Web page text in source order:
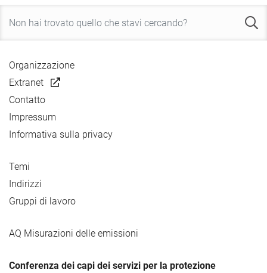
Organizzazione
Extranet
Contatto
Impressum
Informativa sulla privacy
Temi
Indirizzi
Gruppi di lavoro
AQ Misurazioni delle emissioni
Conferenza dei capi dei servizi per la protezione